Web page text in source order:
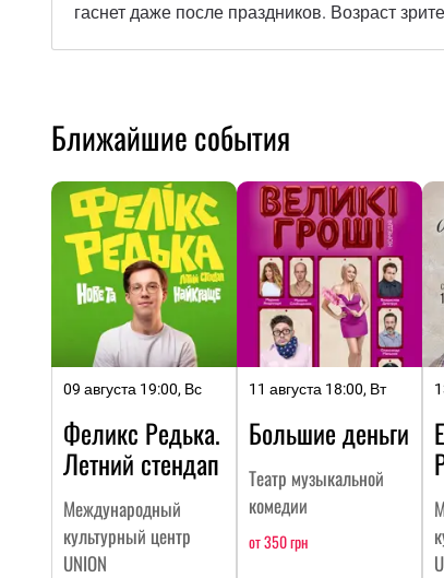
гаснет даже после праздников. Возраст
Ближайшие события
09 августа 19:00, Вс
Феликс Редька.
Летний стендап
Международный
культурный центр
UNION
11 августа 18:00, Вт
Большие деньги
Театр музыкальной
комедии
от 350 грн